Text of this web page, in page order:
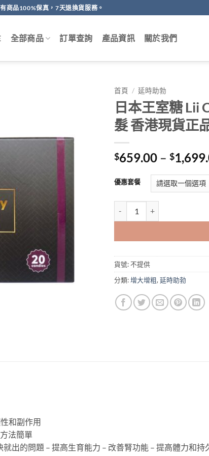
商品100%保真，7天退換貨服務。
全部商品 訂單查詢 產品資訊 關於我們
首頁 / 延時助勃
日本王室糖 Lii
髮 香港現貨正
$659.00 – $
優惠套餐
貨號:不提供
分類:增大增粗, 延時助勃
和副作用
法簡單
就出的問題 – 提高生育能力 – 改善腎功能 – 提高體力和